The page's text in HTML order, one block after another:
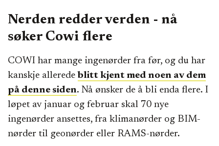
Nerden redder verden - nå
søker Cowi flere
COWI har mange ingenørder fra før, og du har
kanskje alleredeblitt kjent med noen av dem
på denne siden. Nå ønsker de å bli enda flere. I
løpet av januar og februar skal 70 nye
ingenørder ansettes, fra klimanørder og BIM-
nørder til geonørder eller RAMS-nørder.